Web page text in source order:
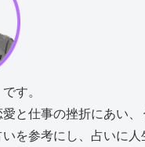
す。
と仕事の挫折にあい、
を参考にし、占いに人